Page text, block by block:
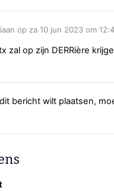
op za 10 jun 2023 om
zal op zijn DERRière
bericht wilt plaatsen,